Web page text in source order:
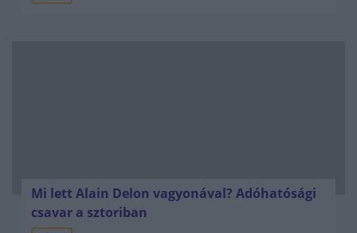
Mi lett Alain Delon vagyonával? Adóhatósági
csavar a sztoriban